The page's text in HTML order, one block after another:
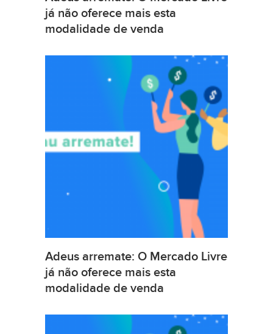
já não oferece mais esta
modalidade de venda
Adeus arremate: O Mercado Livre
já não oferece mais esta
modalidade de venda